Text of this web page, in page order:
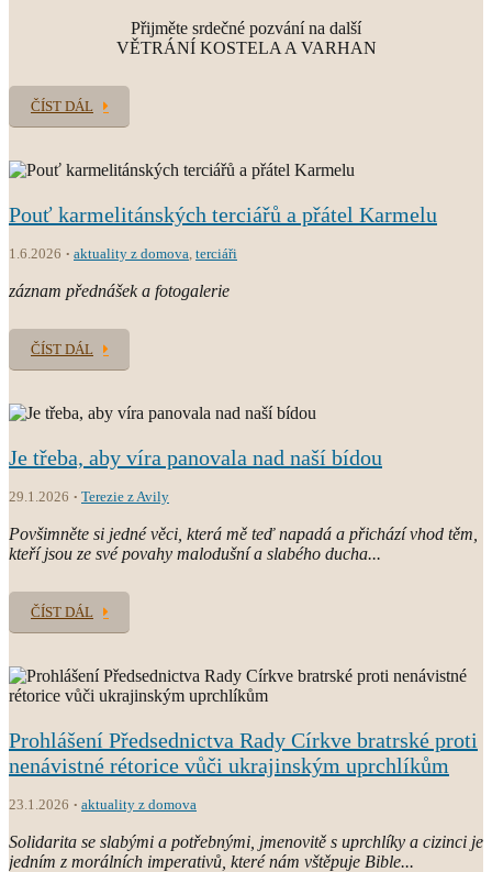
Přijměte srdečné pozvání na další
VĚTRÁNÍ KOSTELA A VARHAN
ČÍST DÁL
Pouť karmelitánských terciářů a přátel Karmelu
1.6.2026 aktuality z domova terciáři
záznam přednášek a fotogalerie
ČÍST DÁL
Je třeba, aby víra panovala nad naší bídou
29.1.2026 Terezie z Avily
Povšimněte si jedné věci, která mě teď napadá a přichází vhod těm,
kteří jsou ze své povahy malodušní a slabého ducha...
ČÍST DÁL
Prohlášení Předsednictva Rady Církve bratrské proti
nenávistné rétorice vůči ukrajinským uprchlíkům
23.1.2026 aktuality z domova
Solidarita se slabými a potřebnými, jmenovitě s uprchlíky a cizinci je
jedním z morálních imperativů, které nám vštěpuje Bible...